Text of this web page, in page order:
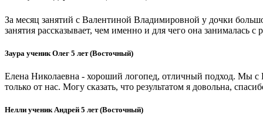
За месяц занятий с Валентиной Владимировной у дочки
занятия рассказывает, чем именно и для чего она занималась
Заура ученик Олег 5 лет (Восточный)
Елена Николаевна - хороший логопед, отличный подход. Мы с
только от нас. Могу сказать, что результатом я довольна,
Нелли ученик Андрей 5 лет (Восточный)